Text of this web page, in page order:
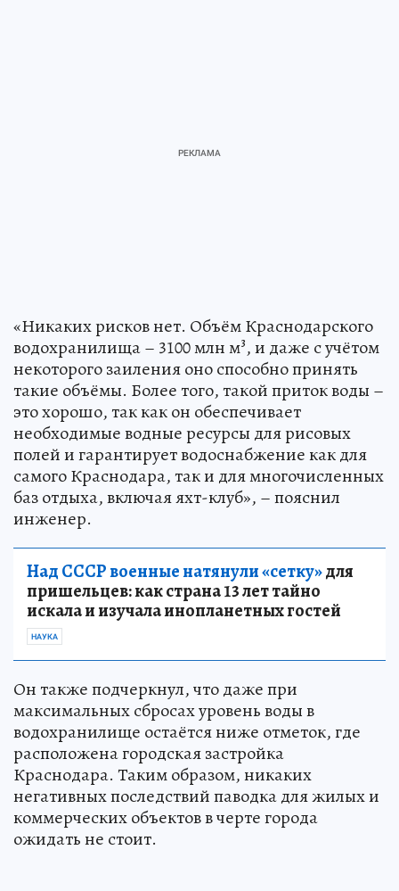
«Никаких рисков нет. Объём Краснодарского
водохранилища – 3100 млн м³, и даже с учётом
некоторого заиления оно способно принять
такие объёмы. Более того, такой приток воды –
это хорошо, так как он обеспечивает
необходимые водные ресурсы для рисовых
полей и гарантирует водоснабжение как для
самого Краснодара, так и для многочисленных
баз отдыха, включая яхт-клуб», – пояснил
инженер.
Над СССР военные натянули «сетку»для
пришельцев: как страна 13 лет тайно
искала и изучала инопланетных гостей
НАУКА
Он также подчеркнул, что даже при
максимальных сбросах уровень воды в
водохранилище остаётся ниже отметок, где
расположена городская застройка
Краснодара. Таким образом, никаких
негативных последствий паводка для жилых и
коммерческих объектов в черте города
ожидать не стоит.